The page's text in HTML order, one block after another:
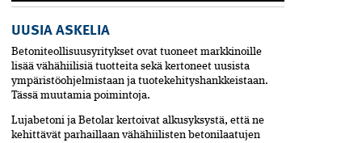
UUSIA ASKELIA
Betoniteollisuusyritykset ovat tuoneet markkinoille
lisää vähähiilisiä tuotteita sekä kertoneet uusista
ympäristö­ohjelmistaan ja tuotekehityshankkeistaan.
Tässä muutamia poimintoja.
Lujabetoni ja Betolar kertoivat alkusyksystä, että ne
kehittävät parhaillaan vähähiilisten betonilaatujen